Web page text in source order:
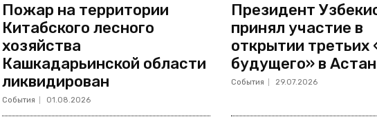
Пожар на территории
Китабского лесного
хозяйства
Кашкадарьинской области
ликвидирован
События 01.08.2026
Президент
принял участие в
открытии третьих
будущего» в
События 29.07.2026